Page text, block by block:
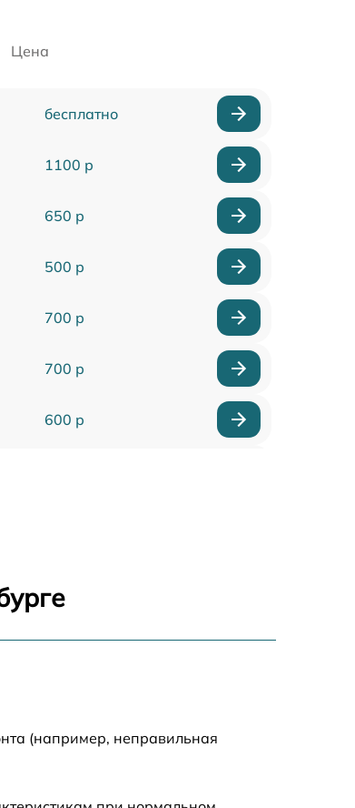
Цена
бесплатно
1100 р
650 р
500 р
700 р
700 р
600 р
(например, неправильная